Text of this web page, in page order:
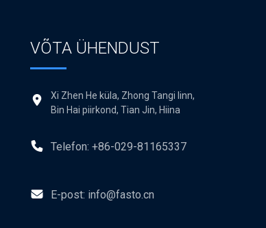
VÕTA ÜHENDUST
Xi Zhen He küla, Zhong Tangi linn,
Bin Hai piirkond, Tian Jin, Hiina
Telefon: +86-029-81165337
E-post: info@fasto.cn